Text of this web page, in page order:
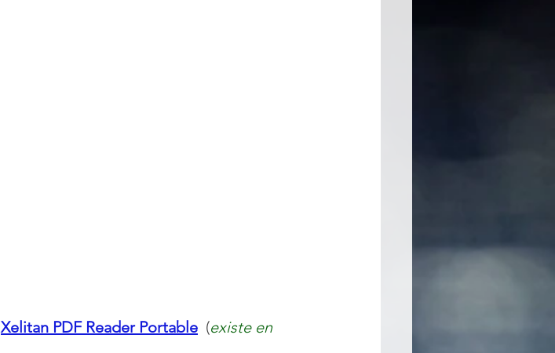
Xelitan PDF Reader Portable
  (
existe en